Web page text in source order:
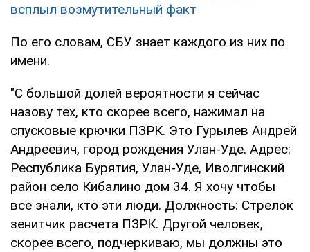
всплыл возмутительный факт
По его словам, СБУ знает каждого из них по
имени.
"С большой долей вероятности я сейчас
назову тех, кто скорее всего, нажимал на
спусковые крючки ПЗРК. Это Гурылев Андрей
Андреевич, город рождения Улан-Уде. Адрес:
Республика Бурятия, Улан-Уде, Иволгинский
район село Кибалино дом 34. Я хочу чтобы
все знали, кто эти люди. Должность: Стрелок
зенитчик расчета ПЗРК. Другой человек,
скорее всего, подчеркиваю, мы должны это